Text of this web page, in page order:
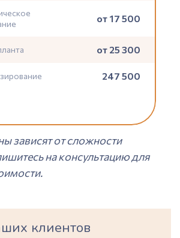
от 17 500
от 25 300
247 500
зависят от сложности
на консультацию для
клиентов